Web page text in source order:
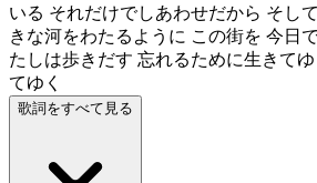
いる それだけでしあわせだから そし
きな河をわたるように この街を 今日
たしは歩きだす 忘れるために生きて
てゆく
歌詞をすべて見る